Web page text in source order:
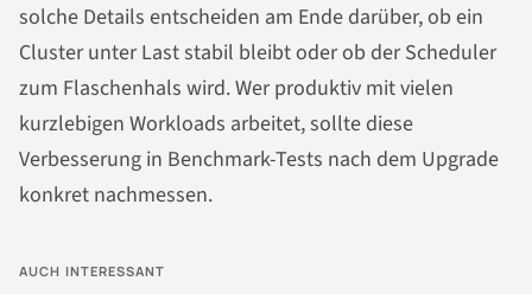
solche Details entscheiden am Ende darüber, ob ein
Cluster unter Last stabil bleibt oder ob der Scheduler
zum Flaschenhals wird. Wer produktiv mit vielen
kurzlebigen Workloads arbeitet, sollte diese
Verbesserung in Benchmark-Tests nach dem Upgrade
konkret nachmessen.
AUCH INTERESSANT